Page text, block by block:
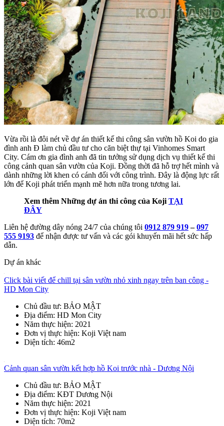
Vừa rồi là đôi nét về dự án thiết kế thi công sân vườn hồ Koi do gia
đình anh Đ làm chủ đầu tư cho căn biệt thự tại Vinhomes Smart
City. Cám ơn gia đình anh đã tin tưởng sử dụng dịch vụ thiết kế thi
công cảnh quan sân vườn của Koji. Đồng thời đã hỗ trợ hết mình và
dành những lời khen có cánh đối với công trình. Đây là động lực rất
lớn để Koji phát triển mạnh mẽ hơn nữa trong tương lai.
Xem thêm Những dự án thi công của Koji TẠI
ĐÂY
Liên hệ đường dây nóng 24/7 của chúng tôi 0912 879 919–097
555 9193 để nhận được tư vấn và các gói khuyến mãi hết sức hấp
dẫn.
Dự án khác
Click bài viết để chill tại sân vườn nhỏ xinh ngay trên ban công -
HD Mon City
Chủ đầu tư: BẢO MẬT
Địa điểm: HD Mon City
Năm thực hiện: 2021
Đơn vị thực hiện: Koji Việt nam
Diện tích: 46m2
Cảnh quan sân vườn kết hợp hồ Koi trước nhà - Dương Nội
Chủ đầu tư: BẢO MẬT
Địa điểm: KĐT Dương Nội
Năm thực hiện: 2021
Đơn vị thực hiện: Koji Việt nam
Diện tích: 70m2